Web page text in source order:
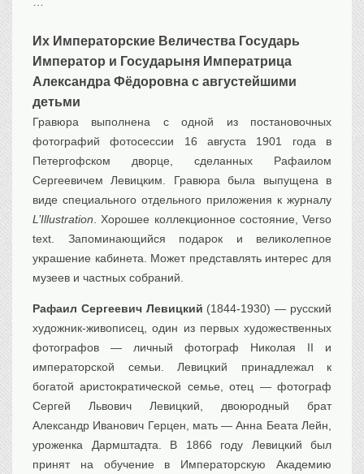
Флот, кораблестроение
Связь
Букинистика
Медицина
Оружие, военная атрибутика
Выставочные экспонаты XVI-XIXв.
Досуг
Разное
Их Императорские Величества Государь
Император и Государыня Императрица
Александра Фёдоровна с августейшими
детьми
Гравюра выполнена с одной из постановочных
фотографий фотосессии 16 августа 1901 года в
Петергофском дворце, сделанных Рафаилом
Сергеевичем Левицким. Гравюра была выпущена в
виде специального отдельного приложения к журналу
L’Illustration . Хорошее коллекционное состояние, Verso
text. Запоминающийся подарок и великолепное
украшение кабинета. Может представлять интерес для
музеев и частных собраний.
Рафаил Сергеевич Левицкий (1844-1930) — русский
художник-живописец, один из первых художественных
фотографов — личный фотограф Николая II и
императорской семьи. Левицкий принадлежал к
богатой аристократической семье, отец — фотограф
Сергей Львович Левицкий, двоюродный брат
Александр Иванович Герцен, мать — Анна Беата Лейн,
уроженка Дармштадта. В 1866 году Левицкий был
принят на обучение в Императорскую Академию